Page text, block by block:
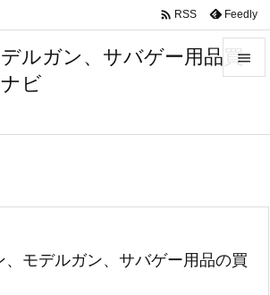
ルガン、サバゲー用品買
ビ


前へ
次へ
 RSS Feedly
モデルガン、サバゲー用品の買